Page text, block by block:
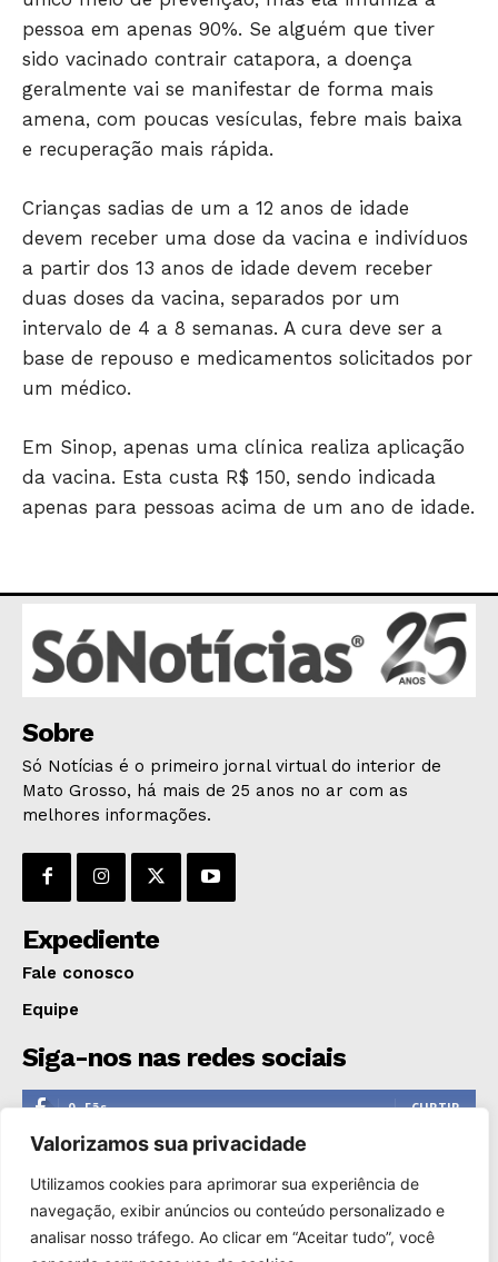
Valorizamos sua privacidade
Utilizamos cookies para aprimorar sua experiência de
navegação, exibir anúncios ou conteúdo personalizado e
analisar nosso tráfego. Ao clicar em “Aceitar tudo”, você
pessoa em apenas 90%. Se alguém que tiver
sido vacinado contrair catapora, a doença
geralmente vai se manifestar de forma mais
amena, com poucas vesículas, febre mais baixa
e recuperação mais rápida.
Crianças sadias de um a 12 anos de idade
devem receber uma dose da vacina e indivíduos
a partir dos 13 anos de idade devem receber
duas doses da vacina, separados por um
intervalo de 4 a 8 semanas. A cura deve ser a
base de repouso e medicamentos solicitados por
um médico.
Em Sinop, apenas uma clínica realiza aplicação
da vacina. Esta custa R$ 150, sendo indicada
apenas para pessoas acima de um ano de idade.
Sobre
Só Notícias é o primeiro jornal virtual do interior de
Mato Grosso, há mais de 25 anos no ar com as
melhores informações.
Expediente
Fale conosco
Equipe
Siga-nos nas redes sociais
0 Fãs CURTIR
0 Seguidores
1,110 Seguidores SEGUIR
0 Inscritos INSCREVER